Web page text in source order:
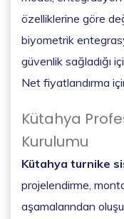
özelliklerine göre
biyometrik
güvenlik sağladığı
Net fiyatlandırma
Kütahya
Kurulumu
Kütahya turnike
projelendirme,
aşamalarından